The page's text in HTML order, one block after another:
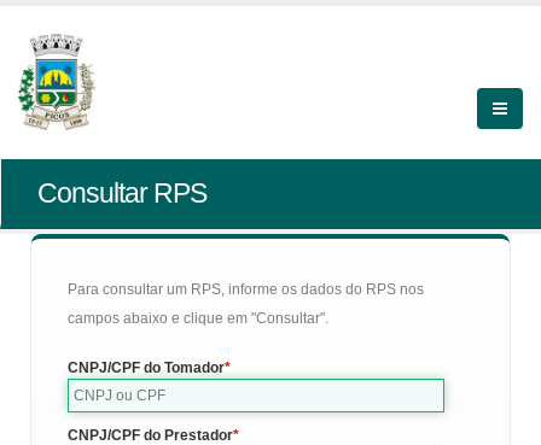
Consultar RPS
Para consultar um RPS, informe os dados do RPS nos
campos abaixo e clique em "Consultar".
CNPJ/CPF do Tomador
CNPJ/CPF do Prestador